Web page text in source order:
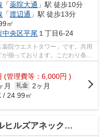
「薬院大通 」駅 徒歩10分
「渡辺通 」駅 徒歩13分
㎡
中央区平尾１丁目6-24
院ウエストタワー」です。共用
揃っております。こだわり条
(管理費等：6,000円 )
月 礼金
2ヶ月
/ 24.99㎡
アネックススイート